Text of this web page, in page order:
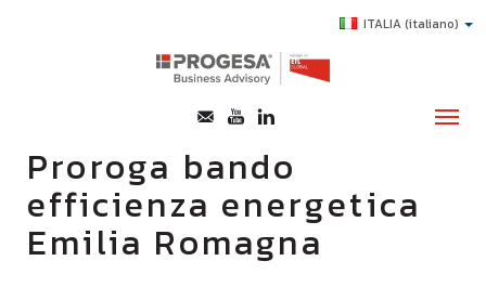
ITALIA(italiano)
CHI SIAMO
SERVIZI
Proroga bando
efficienza energetica
Emilia Romagna